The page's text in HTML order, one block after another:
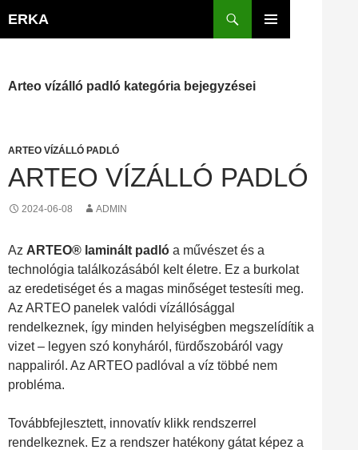
ERKA
Arteo vízálló padló kategória bejegyzései
ARTEO VÍZÁLLÓ PADLÓ
ARTEO VÍZÁLLÓ PADLÓ
2024-06-08 ADMIN
Az ARTEO® laminált padló a művészet és a
technológia találkozásából kelt életre. Ez a burkolat
az eredetiséget és a magas minőséget testesíti meg.
Az ARTEO panelek valódi vízállósággal
rendelkeznek, így minden helyiségben megszelídítik a
vizet – legyen szó konyháról, fürdőszobáról vagy
nappaliról. Az ARTEO padlóval a víz többé nem
probléma.
Továbbfejlesztett, innovatív klikk rendszerrel
rendelkeznek. Ez a rendszer hatékony gátat képez a